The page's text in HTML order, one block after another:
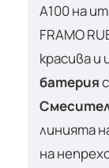
А100 на
FRAMO
красива
батерия
линията
на